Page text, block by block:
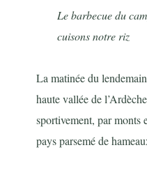
Le barbecue du
cuisons notre riz
La matinée du
haute vallée de
sportivement, par monts
pays parsemé de